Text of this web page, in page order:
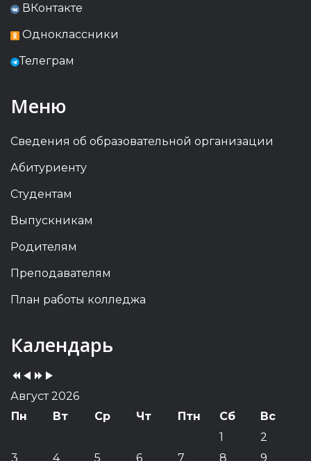
ВКонтакте
Одноклассники
Телеграм
Меню
Сведения об образовательной организации
Абитуриенту
Студентам
Выпускникам
Родителям
Преподавателям
План работы колледжа
Календарь
Previous
Year
Previous
Month
YearMonth
Август 2026
Пн
Вт Ср Чт Птн Сб
Вс
1
2
3
4 5 6 7 8 9